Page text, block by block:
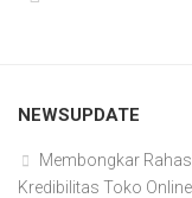
NEWSUPDATE
Membongkar
Kredibilitas Toko